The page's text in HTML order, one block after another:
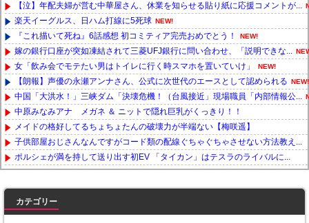
【泣】年配夫婦が営む中華屋さん、休業を知らせる貼り紙に応援コメントが...
楽天イーグルス、日ハム打線に5死球 NEW!
『これ描いて死ね』6話感想 初コミティア完売おめでとう！ NEW!
嫁の銀行口座が突如凍結されて三菱UFJ銀行に問い合わせ、「説明できな...
女「飲み会でモテたい男はトイレに行く時スマホを置いていけ」 NEW!
【朗報】声優の永瀬アンナさん、公式に次世代のエースとして認められる NEW!
中国「大洪水！」三峡ダム「決壊危機！（台風接近」現場職員「内部情報公...
中原みなみアナ メガネ ＆ ニットで隠れ巨乳がくっきり！！
メイドの格好してるちょちょたんの破壊力が半端ない【梅咲遥】
子供部屋おじさんなんですがコード類の配線ぐちゃぐちゃさせない方法教え...
ポルシェが満を持して送り出す初EV 「タイカン」はテスラのライバルに...
カテゴリー